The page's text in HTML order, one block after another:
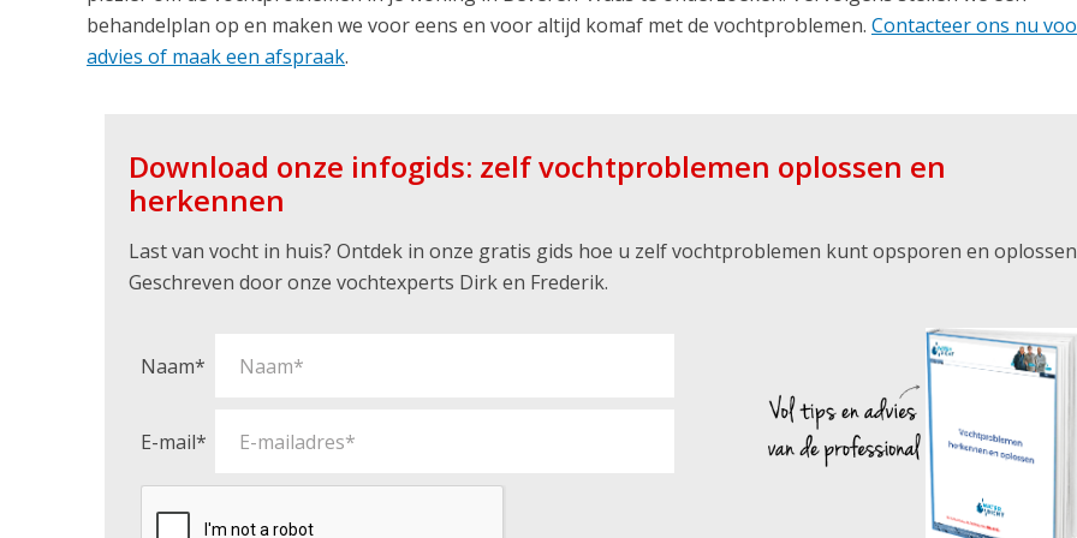
behandelplan op en maken we voor eens en voor altijd komaf met de vochtproblemen. Contacteer ons nu
advies of maak een afspraak.
Download onze infogids: zelf vochtproblemen oplossen en
herkennen
Last van vocht in huis? Ontdek in onze gratis gids hoe u zelf vochtproblemen kunt opsporen en
Geschreven door onze vochtexperts Dirk en Frederik.
Naam*
E-mail*